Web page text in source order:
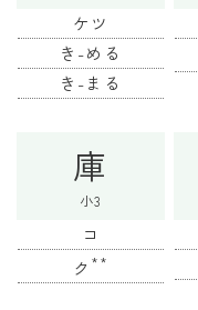
ケツ
き-める
き-まる
庫
小3
コ
ク **